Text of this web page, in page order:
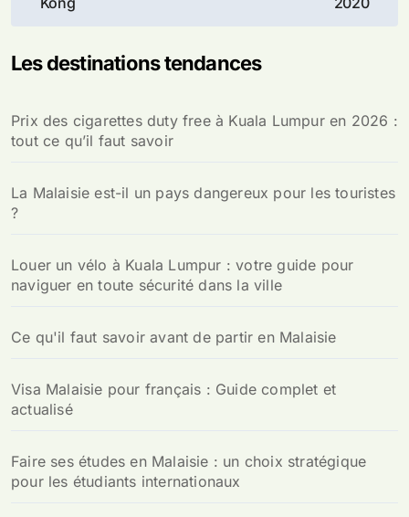
Les destinations tendances
Prix des cigarettes duty free à Kuala Lumpur en 2026 :
tout ce qu’il faut savoir
La Malaisie est-il un pays dangereux pour les touristes
?
Louer un vélo à Kuala Lumpur : votre guide pour
naviguer en toute sécurité dans la ville
Ce qu'il faut savoir avant de partir en Malaisie
Visa Malaisie pour français : Guide complet et
actualisé
Faire ses études en Malaisie : un choix stratégique
pour les étudiants internationaux